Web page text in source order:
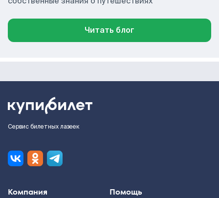
Читать блог
Сервис билетных лазеек
Компания Помощь